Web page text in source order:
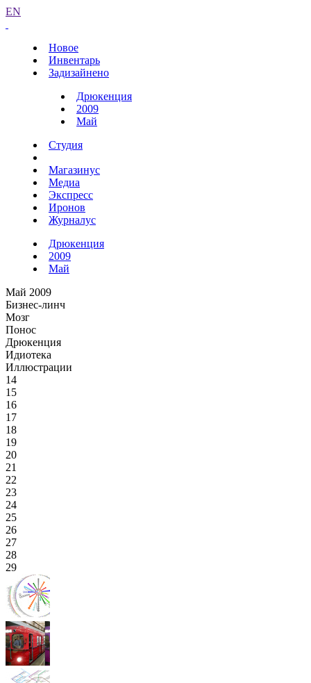
EN
Новое
Инвентарь
Задизайнено
Дрюкенция
2009
Май
Студия
Магазинус
Медиа
Экспресс
Иронов
Журналус
Дрюкенция
2009
Май
Май 2009
Бизнес-линч
Мозг
Понос
Дрюкенция
Идиотека
Иллюстрации
14
15
16
17
18
19
20
21
22
23
24
25
26
27
28
29